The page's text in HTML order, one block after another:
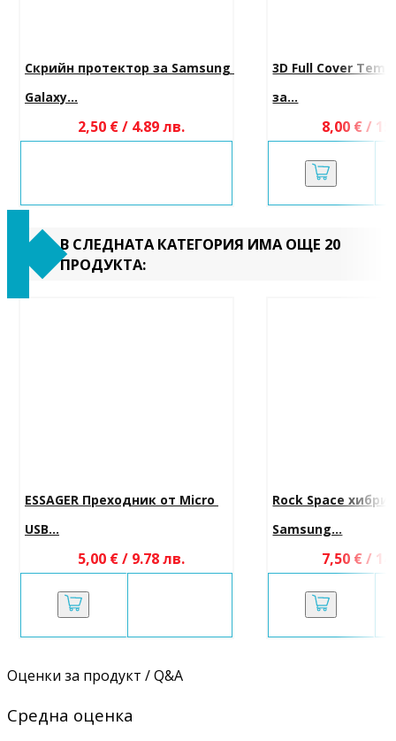
Скрийн протектор за Samsung
Galaxy...
2,50 € / 4.89 лв.
3D Full Cover
за...
8,00 € /
В СЛЕДНАТА КАТЕГОРИЯ ИМА ОЩЕ 20
ПРОДУКТА:
ESSAGER Преходник от Micro
USB...
5,00 € / 9.78 лв.
Rock Space
Samsung...
7,50 € /
Оценки за продукт / Q&A
Средна оценка